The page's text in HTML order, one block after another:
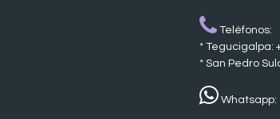
Teléfonos:
* Tegucigalpa:
* San Pedro
Whatsapp: